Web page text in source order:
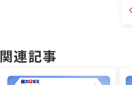
関連記事